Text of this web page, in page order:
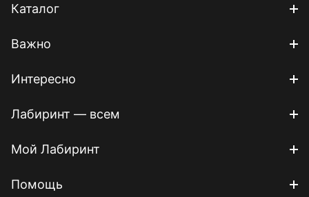
Каталог
Важно
Интересно
Лабиринт — всем
Мой Лабиринт
Помощь